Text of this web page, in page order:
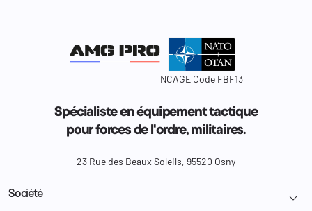
NCAGE Code FBF13
Spécialiste en équipement tactique
pour forces de l'ordre, militaires.
23 Rue des Beaux Soleils, 95520 Osny
Société 